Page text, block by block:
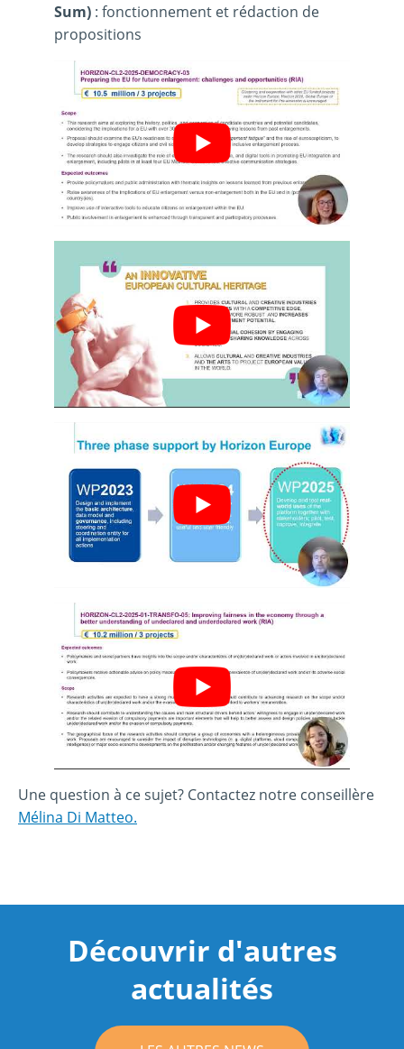
Sum) : fonctionnement et rédaction de
propositions
Une question à ce sujet? Contactez notre conseillère
Mélina Di Matteo.
Découvrir d'autres
actualités